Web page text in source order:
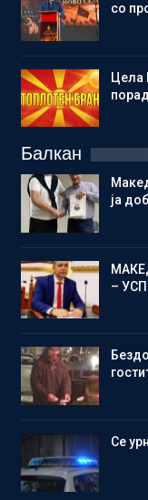
со
Цела
Балкан
ја
–
Се